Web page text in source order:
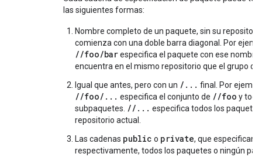
las siguientes formas:
Nombre completo de un paquete, sin su
comienza con una doble barra diagonal. Por
//foo/barespecifica el paquete con ese nombre
encuentra en el mismo repositorio que el grupo de
Igual que antes, pero con un /... final. Por
//foo/... especifica el conjunto de //foo y
subpaquetes. //... especifica todos los
repositorio actual.
Las cadenas public o private, que especifican,
respectivamente, todos los paquetes o ningún